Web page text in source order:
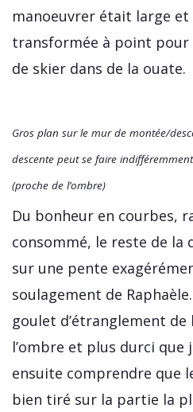
manoeuvrer était large et
transformée à point pour
de skier dans de la ouate.
Gros plan sur le mur de montée/
descente peut se faire
(proche de l’ombre)
Du bonheur en courbes,
consommé, le reste de la
sur une pente
soulagement de
goulet d’étranglement de
l’ombre et plus durci que
ensuite comprendre que
bien tiré sur la partie la